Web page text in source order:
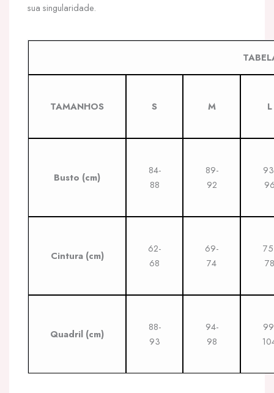
sua singularidade.
TAMANHOS S M L
Busto (cm)
84-
88
89-
92
Cintura (cm)
62-
68
69-
74
78
Quadril (cm)
88-
93
94-
98